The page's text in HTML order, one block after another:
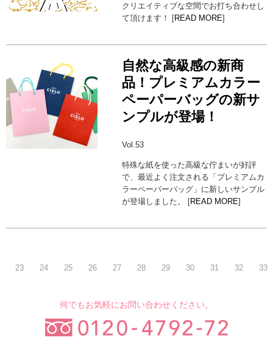
クリエイティブな空間でお打ち合わせし
て頂けます！ [READ MORE]
自然な高級感の新商
品！プレミアムカラー
ペーパーバッグの新サ
ンプルが登場！
Vol.53
特殊な紙を使った高級な佇まいが好評
で、最近よく注文される「プレミアムカ
ラーペーパーバッグ」に新しいサンプル
が登場しました。 [READ MORE]
23 24 25 26 27 28 29 30 31 32 33
何でもお気軽にお問い合わせください。